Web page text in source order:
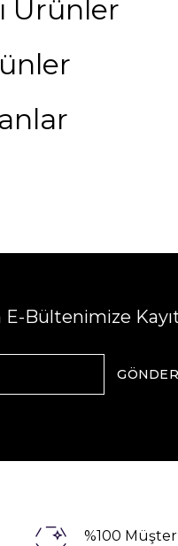
Ürünler
Bültenimize
GÖNDER
%100